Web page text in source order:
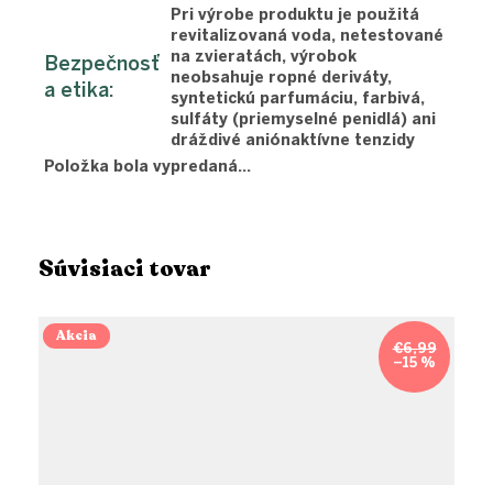
Súvisiaci tovar
Akcia
€6,99
–15 %
Bezpečnosť
a etika:
Pri výrobe produktu je použitá
revitalizovaná voda, netestované
na zvieratách, výrobok
neobsahuje ropné deriváty,
syntetickú parfumáciu, farbivá,
sulfáty (priemyselné penidlá) ani
dráždivé aniónaktívne tenzidy
Položka bola vypredaná…